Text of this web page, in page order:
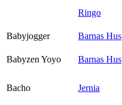
Ringo
Babyjogger
Barnas Hus
Babyzen Yoyo
Barnas Hus
Bacho Jernia